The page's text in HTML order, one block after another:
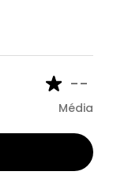
--
Média